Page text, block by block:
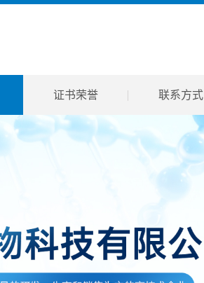
证书荣誉 联系方式